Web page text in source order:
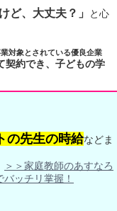
ど、大丈夫？」
と心
対象とされている優良企業
契約でき、子どもの学
の先生の時給などま
＞＞家庭教師のあすなろ
ッチリ掌握！